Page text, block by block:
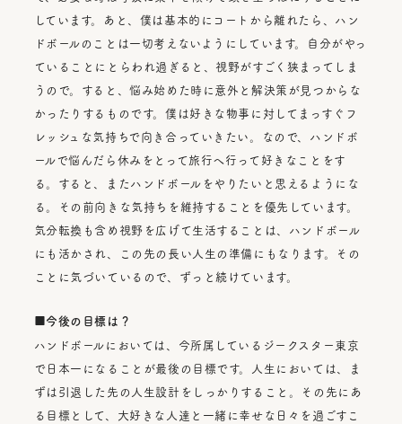
しています。あと、僕は基本的にコートから離れたら、ハン
ドボールのことは一切考えないようにしています。自分がやっ
ていることにとらわれ過ぎると、視野がすごく狭まってしま
うので。すると、悩み始めた時に意外と解決策が見つからな
かったりするものです。僕は好きな物事に対してまっすぐフ
レッシュな気持ちで向き合っていきたい。なので、ハンドボ
ールで悩んだら休みをとって旅行へ行って好きなことをす
る。すると、またハンドボールをやりたいと思えるようにな
る。その前向きな気持ちを維持することを優先しています。
気分転換も含め視野を広げて生活することは、ハンドボール
にも活かされ、この先の長い人生の準備にもなります。その
ことに気づいているので、ずっと続けています。
■今後の目標は？
ハンドボールにおいては、今所属しているジークスター東京
で日本一になることが最後の目標です。人生においては、ま
ずは引退した先の人生設計をしっかりすること。その先にあ
る目標として、大好きな人達と一緒に幸せな日々を過ごすこ